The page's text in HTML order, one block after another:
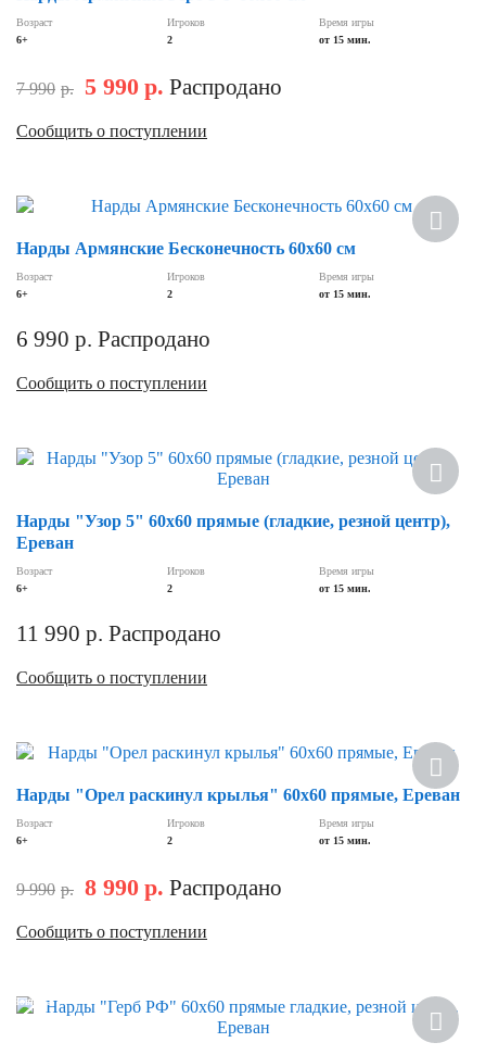
Возраст
6+
Игроков
2
Время игры
от 15 мин.
7 990 р. 5 990 р. Распродано
Сообщить о поступлении
Нарды Армянские Бесконечность 60х60 см
Возраст
6+
Игроков
2
Время игры
от 15 мин.
6 990 р. Распродано
Сообщить о поступлении
Нарды "Узор 5" 60х60 прямые (гладкие, резной центр),
Ереван
Возраст
6+
Игроков
2
Время игры
от 15 мин.
11 990 р. Распродано
Сообщить о поступлении
Скидка
Нарды "Орел раскинул крылья" 60х60 прямые, Ереван
Возраст
6+
Игроков
2
Время игры
от 15 мин.
9 990 р. 8 990 р. Распродано
Сообщить о поступлении
Новинка